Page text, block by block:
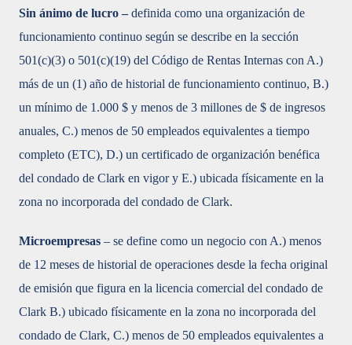
Sin ánimo de lucro –definida como una organización de
funcionamiento continuo según se describe en la sección
501(c)(3) o 501(c)(19) del Código de Rentas Internas con A.)
más de un (1) año de historial de funcionamiento continuo, B.)
un mínimo de 1.000 $ y menos de 3 millones de $ de ingresos
anuales, C.) menos de 50 empleados equivalentes a tiempo
completo (ETC), D.) un certificado de organización benéfica
del condado de Clark en vigor y E.) ubicada físicamente en la
zona no incorporada del condado de Clark.
Microempresas – se define como un negocio con A.) menos
de 12 meses de historial de operaciones desde la fecha original
de emisión que figura en la licencia comercial del condado de
Clark B.) ubicado físicamente en la zona no incorporada del
condado de Clark, C.) menos de 50 empleados equivalentes a